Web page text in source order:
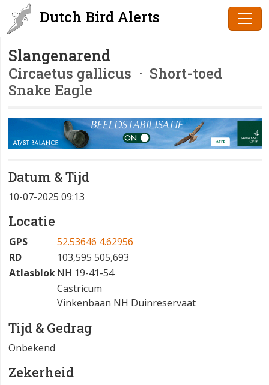
Dutch Bird Alerts
Slangenarend
Circaetus gallicus · Short-toed
Snake Eagle
Datum & Tijd
10-07-2025 09:13
Locatie
GPS
52.53646 4.62956
RD
103,595 505,693
AtlasblokNH 19-41-54
Castricum
Vinkenbaan NH Duinreservaat
Tijd & Gedrag
Onbekend
Zekerheid